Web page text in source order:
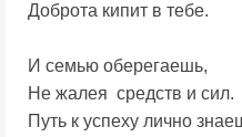
Доброта кипит в тебе.
И семью оберегаешь,
Не жалея средств и сил.
Путь к успеху лично